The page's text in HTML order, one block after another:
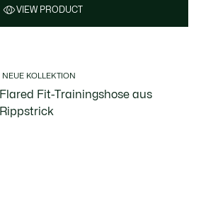
VIEW PRODUCT
NEUE KOLLEKTION
Flared Fit-Trainingshose aus
Rippstrick